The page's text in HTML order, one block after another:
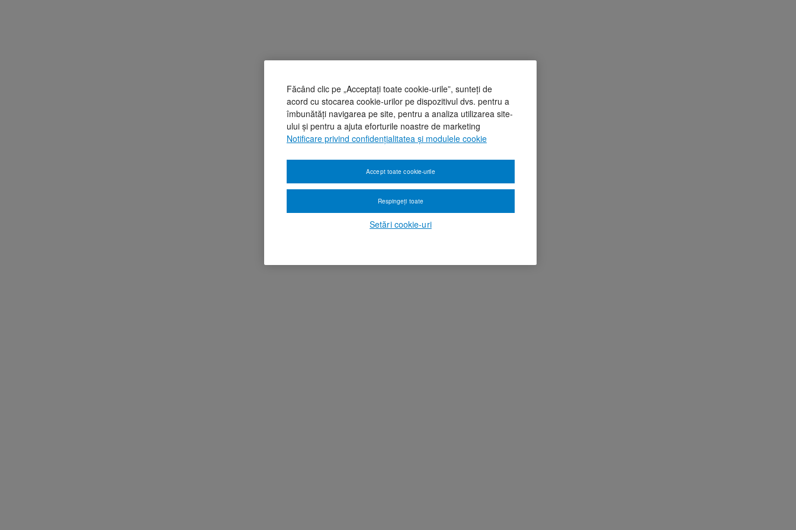
Făcând clic pe „Acceptați toate cookie-urile”, sunteți de
acord cu stocarea cookie-urilor pe dispozitivul dvs. pentru a
îmbunătăți navigarea pe site, pentru a analiza utilizarea site-
ului și pentru a ajuta eforturile noastre de marketing
Notificare privind confidențialitatea și modulele cookie
Setări cookie-uri
Respingeți toate
Accept toate cookie-urile